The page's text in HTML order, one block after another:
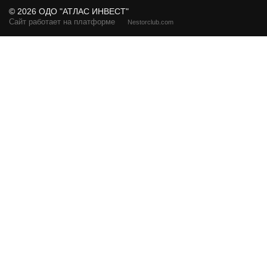
© 2026 ОДО "АТЛАС ИНВЕСТ"
Сайт работает на платформе Nestorclub.com